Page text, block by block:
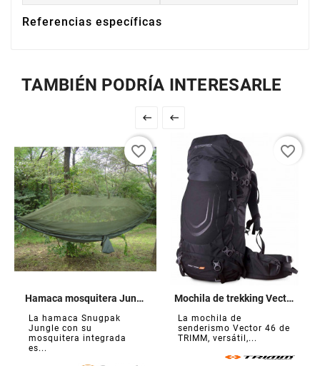
Referencias específicas
TAMBIÉN PODRÍA INTERESARLE
 
Hamaca mosquitera Jungle
La hamaca Snugpak
Jungle con su
mosquitera integrada
es...
favorite_border
Mochila de trekking Vector 46L
La mochila de
senderismo Vector 46 de
TRIMM, versátil,...
favorite_border